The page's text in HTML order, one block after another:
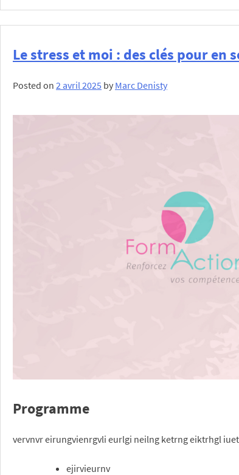
Le stress et moi : des clés pour en
Posted on 2 avril 2025 by Marc Denisty
Programme
vervnvr eirungvienrgvli eurlgi neilng ketrng eiktrhgl
ejirvieurnv